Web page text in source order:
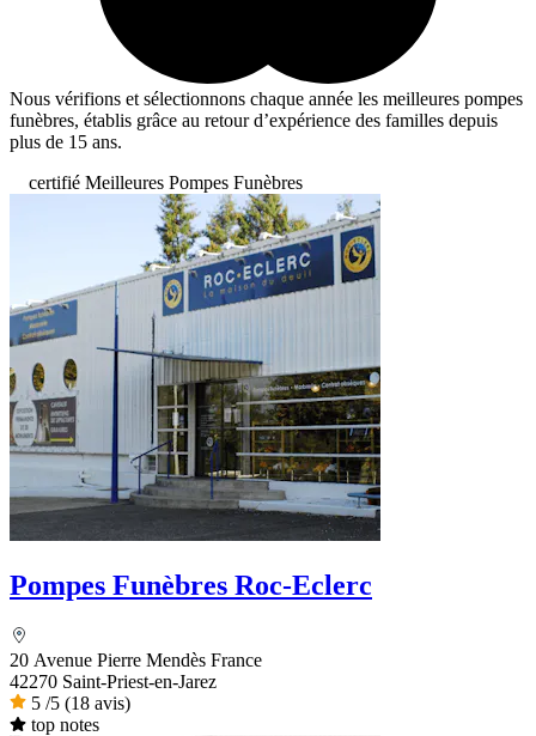
Nous vérifions et sélectionnons chaque année les meilleures pompes
funèbres, établis grâce au retour d’expérience des familles depuis
plus de 15 ans.
certifié Meilleures Pompes Funèbres
Pompes Funèbres Roc-Eclerc
20 Avenue Pierre Mendès France
42270 Saint-Priest-en-Jarez
5 /5 (18 avis)
top notes